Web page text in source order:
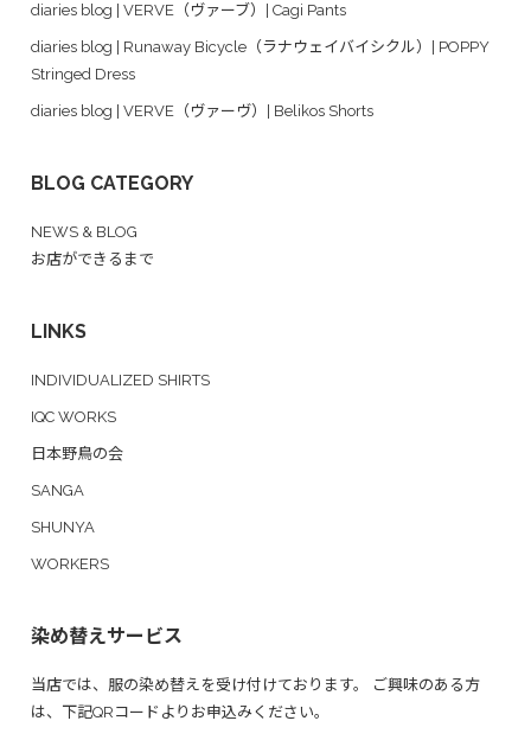
diaries blog | VERVE（ヴァーブ）| Cagi Pants
diaries blog | Runaway Bicycle（ラナウェイバイシクル）| POPPY
Stringed Dress
diaries blog | VERVE（ヴァーヴ）| Belikos Shorts
BLOG CATEGORY
NEWS & BLOG
お店ができるまで
LINKS
INDIVIDUALIZED SHIRTS
IQC WORKS
日本野鳥の会
SANGA
SHUNYA
WORKERS
染め替えサービス
当店では、服の染め替えを受け付けております。 ご興味のある方
は、下記QRコードよりお申込みください。